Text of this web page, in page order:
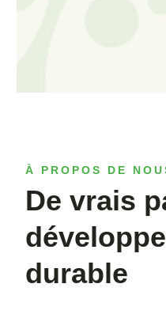
À PROPOS DE
De vrais
durable